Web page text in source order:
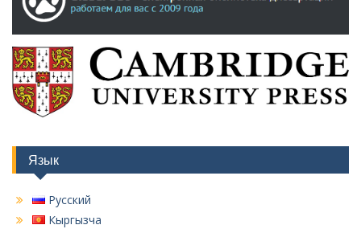
Язык
Русский
Кыргызча